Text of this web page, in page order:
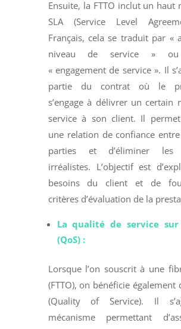
Ensuite, la FTTO inclut un haut
SLA (Service Level
Français, cela se traduit par «
niveau de service » ou
« engagement de service ». Il
partie du contrat où le
s’engage à délivrer un certain
service à son client. Il permet
une relation de confiance
parties et d’éliminer les
irréalistes. L’objectif est
besoins du client et de
critères d’évaluation de la
La qualité de service
(QoS) :
Lorsque l’on souscrit à une
(FTTO), on bénéficie également
(Quality of Service). Il
mécanisme permettant